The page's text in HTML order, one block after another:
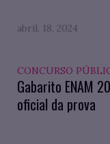
abril. 18, 2024
CONCURSO
Gabarito ENAM
oficial da prova